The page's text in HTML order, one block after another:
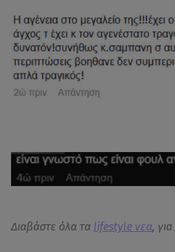
Διαβάστε όλα τα lifestyle νεα, για